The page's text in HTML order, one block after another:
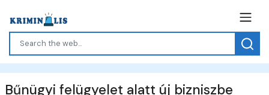
Bűnügyi felügyelet alatt új bizniszbe